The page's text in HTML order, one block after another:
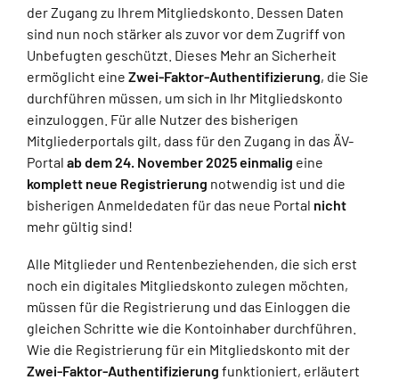
der Zugang zu Ihrem Mitgliedskonto. Dessen Daten
sind nun noch stärker als zuvor vor dem Zugriff von
Unbefugten geschützt. Dieses Mehr an Sicherheit
ermöglicht eine Zwei-Faktor-Authentifizierung, die Sie
durchführen müssen, um sich in Ihr Mitgliedskonto
einzuloggen. Für alle Nutzer des bisherigen
Mitgliederportals gilt, dass für den Zugang in das ÄV-
Portal ab dem 24. November 2025einmalig eine
komplett neue Registrierung notwendig ist und die
bisherigen Anmeldedaten für das neue Portal nicht
mehr gültig sind!
Alle Mitglieder und Rentenbeziehenden, die sich erst
noch ein digitales Mitgliedskonto zulegen möchten,
müssen für die Registrierung und das Einloggen die
gleichen Schritte wie die Kontoinhaber durchführen.
Wie die Registrierung für ein Mitgliedskonto mit der
Zwei-Faktor-Authentifizierung funktioniert, erläutert